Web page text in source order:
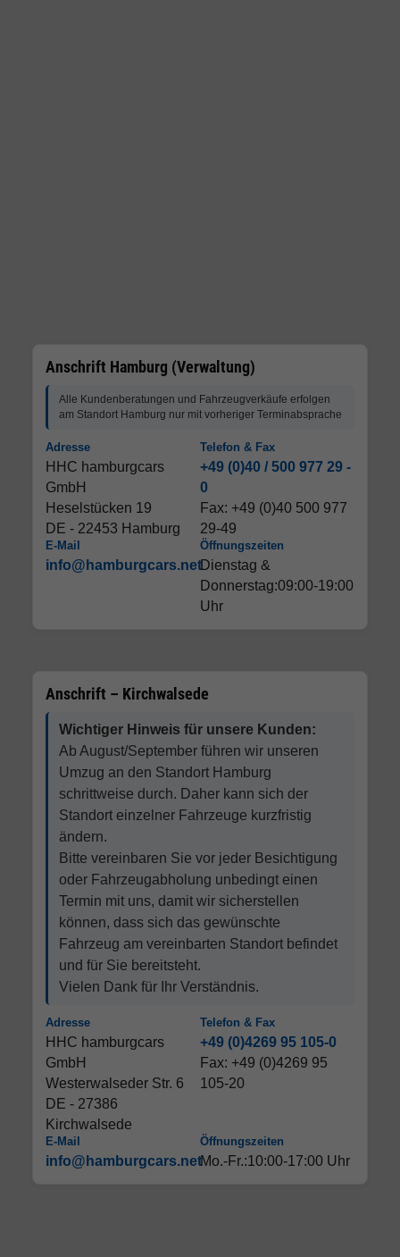
Anschrift Hamburg (Verwaltung)
Alle Kundenberatungen und Fahrzeugverkäufe erfolgen
am Standort Hamburg nur mit vorheriger Terminabsprache
Adresse
HHC hamburgcars
GmbH
Heselstücken 19
DE - 22453 Hamburg
Telefon & Fax
+49 (0)40 / 500 977 29 -
0
Fax: +49 (0)40 500 977
29-49
E-Mail
info@hamburgcars.net
Öffnungszeiten
Dienstag &
Donnerstag:09:00-19:00
Uhr
Anschrift – Kirchwalsede
Wichtiger Hinweis für unsere Kunden:
Ab August/September führen wir unseren
Umzug an den Standort Hamburg
schrittweise durch. Daher kann sich der
Standort einzelner Fahrzeuge kurzfristig
ändern.
Bitte vereinbaren Sie vor jeder Besichtigung
oder Fahrzeugabholung unbedingt einen
Termin mit uns, damit wir sicherstellen
können, dass sich das gewünschte
Fahrzeug am vereinbarten Standort befindet
und für Sie bereitsteht.
Vielen Dank für Ihr Verständnis.
Adresse
HHC hamburgcars
GmbH
Westerwalseder Str. 6
DE - 27386
Kirchwalsede
Telefon & Fax
+49 (0)4269 95 105-0
Fax: +49 (0)4269 95
105-20
E-Mail
info@hamburgcars.net
Öffnungszeiten
Mo.-Fr.:10:00-17:00 Uhr